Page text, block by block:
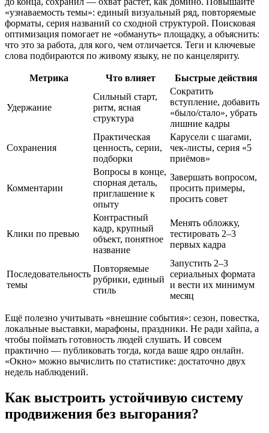
«узнаваемость темы»: единый визуальный ряд, повторяемые
форматы, серия названий со сходной структурой. Поисковая
оптимизация помогает не «обмануть» площадку, а объяснить:
что это за работа, для кого, чем отличается. Теги и ключевые
слова подбираются по живому языку, не по канцеляриту.
Метрика Что влияет Быстрые действия
Удержание
Сильный старт,
ритм, ясная
структура
Сократить
вступление, добавить
«было/стало», убрать
лишние кадры
Сохранения
Практическая
ценность, серии,
подборки
Карусели с шагами,
чек‑листы, серия «5
приёмов»
Комментарии
Вопросы в конце,
спорная деталь,
приглашение к
опыту
Завершать вопросом,
просить примеры,
просить совет
Клики по превью
Контрастный
кадр, крупный
объект, понятное
название
Менять обложку,
тестировать 2–3
первых кадра
Последовательность
темы
Повторяемые
рубрики, единый
стиль
Запустить 2–3
сериальных формата
и вести их минимум
месяц
Ещё полезно учитывать «внешние события»: сезон, повестка,
локальные выставки, марафоны, праздники. Не ради хайпа, а
чтобы поймать готовность людей слушать. И совсем
практично — публиковать тогда, когда ваше ядро онлайн.
«Окно» можно вычислить по статистике: достаточно двух
недель наблюдений.
Как выстроить устойчивую систему
продвижения без выгорания?